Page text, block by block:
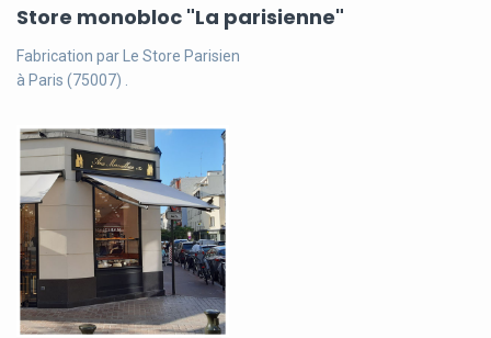
Store monobloc "La parisienne"
Fabrication par Le Store Parisien
à Paris (75007) .